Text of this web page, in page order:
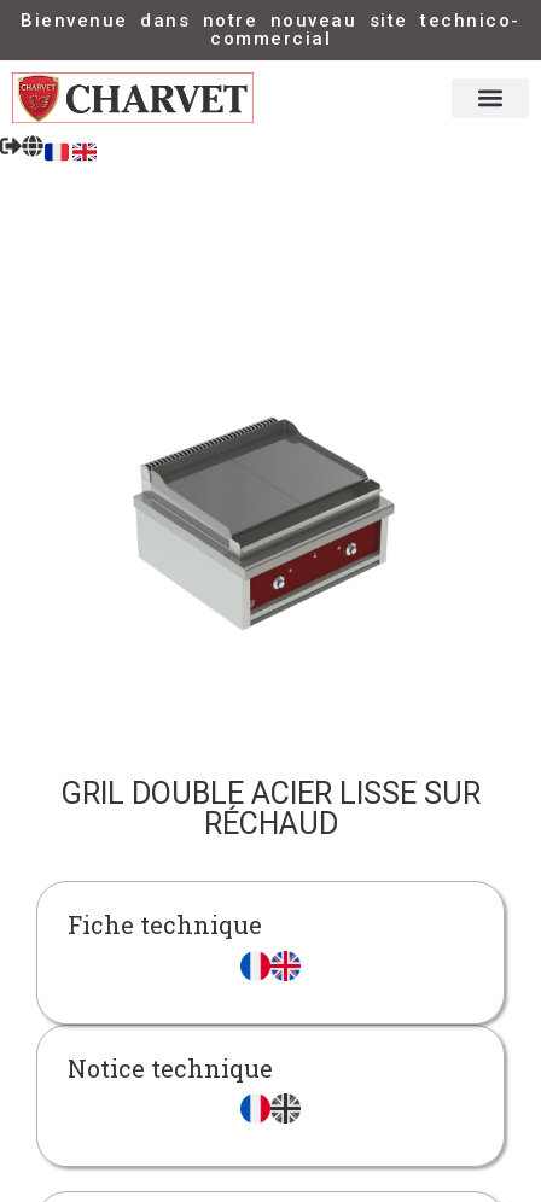
Bienvenue dans notre nouveau site technico-
commercial
GRIL DOUBLE ACIER LISSE SUR
RÉCHAUD
Fiche technique
Notice technique